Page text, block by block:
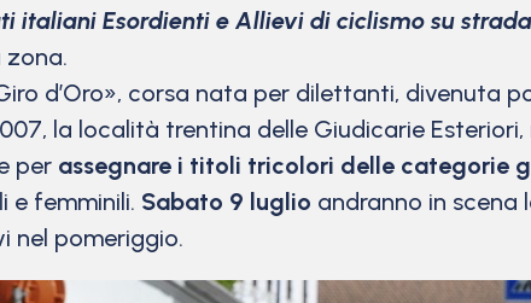
italiani Esordienti e Allievi di ciclismo su strada
d’Oro», corsa nata per dilettanti, divenuta
la località trentina delle Giudicarie
per assegnare i titoli tricolori delle categorie
e femminili. Sabato 9 luglio andranno in scena
nel pomeriggio.